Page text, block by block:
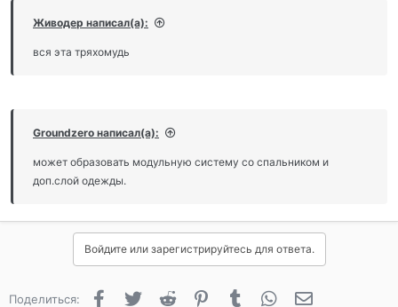
Живодер написал(а):
вся эта тряхомудь
Groundzero написал(а):
может образовать модульную систему со спальником и
доп.слой одежды.
Войдите или зарегистрируйтесь для ответа.
Поделиться: FacebookTwitter Reddit PinterestTumblr WhatsApp